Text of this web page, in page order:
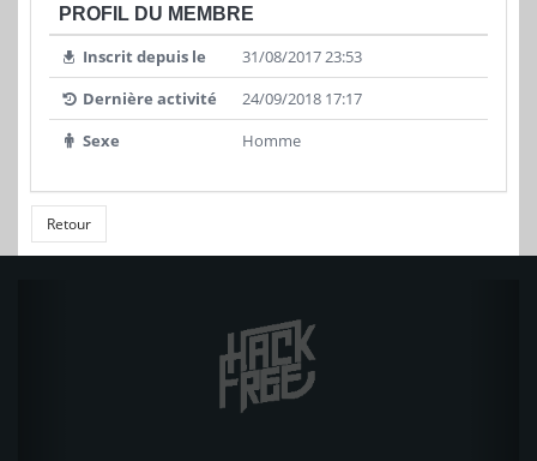
PROFIL DU MEMBRE
Inscrit depuis le
31/08/2017 23:53
Dernière activité
24/09/2018 17:17
Sexe
Homme
Retour